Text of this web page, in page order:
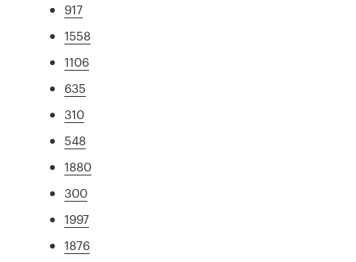
917
1558
1106
635
310
548
1880
300
1997
1876